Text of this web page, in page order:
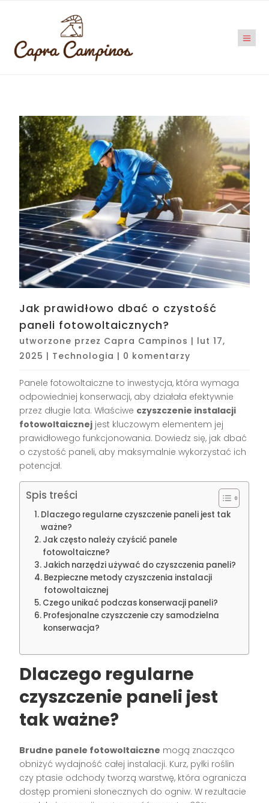
Jak prawidłowo dbać o czystość
paneli fotowoltaicznych?
utworzone przez Capra Campinos | lut 17,
2025 | Technologia | 0 komentarzy
Panele fotowoltaiczne to inwestycja, która wymaga
odpowiedniej konserwacji, aby działała efektywnie
przez długie lata. Właściwe czyszczenie instalacji
fotowoltaicznej jest kluczowym elementem jej
prawidłowego funkcjonowania. Dowiedz się, jak dbać
o czystość paneli, aby maksymalnie wykorzystać ich
potencjał.
Spis treści
Dlaczego regularne czyszczenie paneli jest tak
ważne?
Jak często należy czyścić panele
fotowoltaiczne?
Jakich narzędzi używać do czyszczenia paneli?
Bezpieczne metody czyszczenia instalacji
fotowoltaicznej
Czego unikać podczas konserwacji paneli?
Profesjonalne czyszczenie czy samodzielna
konserwacja?
Dlaczego regularne
czyszczenie paneli jest
tak ważne?
Brudne panele fotowoltaiczne mogą znacząco
obniżyć wydajność całej instalacji. Kurz, pyłki roślin
czy ptasie odchody tworzą warstwę, która ogranicza
dostęp promieni słonecznych do ogniw. W rezultacie